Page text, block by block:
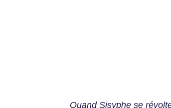
Quand Sisyphe se